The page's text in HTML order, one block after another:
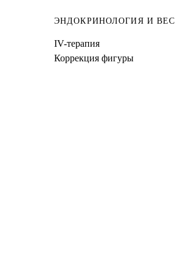
ЭНДОКРИНОЛОГИЯ И ВЕС
IV-терапия
Коррекция фигуры